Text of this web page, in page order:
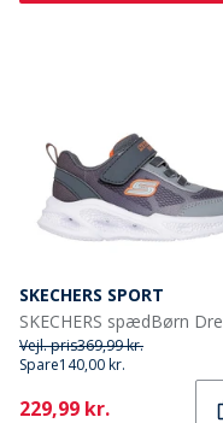
SKECHERS SPORT
Vejl. pris369,99 kr.
Spare140,00 kr.
Current
229,99 kr.